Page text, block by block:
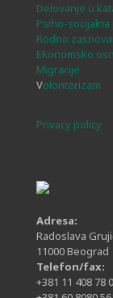
Delovanje u
Psiho-socijalna
Rodno
Ekonomsko
Migracije
Volonterizam
Privacy policy
Adresa:
Radoslava
11000 Beograd
Telefon/fax:
+381 11 408 78